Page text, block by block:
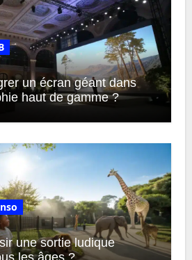
un écran géant dans
haut de gamme ?
une sortie ludique